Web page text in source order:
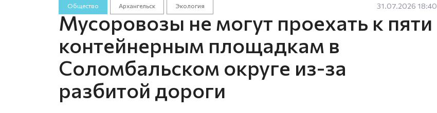
Общество Архангельск Экология 31.07.2026 18:40
Мусоровозы не могут проехать к пяти
контейнерным площадкам в
Соломбальском округе из-за
разбитой дороги